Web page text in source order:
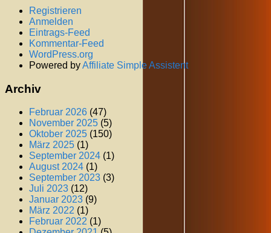
Registrieren
Anmelden
Eintrags-Feed
Kommentar-Feed
WordPress.org
Powered byAffiliate Simple Assistent
Archiv
Februar 2026 (47)
November 2025 (5)
Oktober 2025 (150)
März 2025 (1)
September 2024 (1)
August 2024 (1)
September 2023 (3)
Juli 2023 (12)
Januar 2023 (9)
März 2022 (1)
Februar 2022 (1)